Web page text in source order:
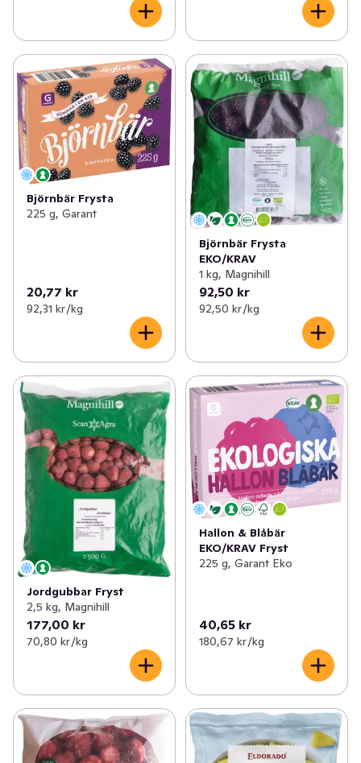
Björnbär Frysta
225 g, Garant
20,77 kr
92,31 kr /kg
Björnbär Frysta
EKO/KRAV
1 kg, Magnihill
92,50 kr
92,50 kr /kg
Jordgubbar Fryst
2,5 kg, Magnihill
177,00 kr
70,80 kr /kg
Hallon & Blåbär
EKO/KRAV Fryst
225 g, Garant Eko
40,65 kr
180,67 kr /kg